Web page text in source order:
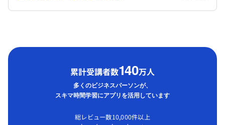
累計受講者数140万人
多くのビジネスパーソンが、
スキマ時間学習にアプリを活用しています
総レビュー数10,000件以上